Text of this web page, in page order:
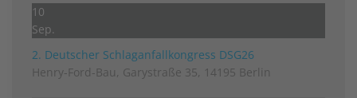
10
Sep.
2. Deutscher Schlag­anfall­kongress DSG26
Henry-Ford-Bau, Garystraße 35, 14195 Berlin